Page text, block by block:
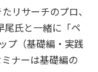
リサーチのプロ、
尾氏と一緒に「ペ
プ（基礎編・実践
ナーは基礎編の